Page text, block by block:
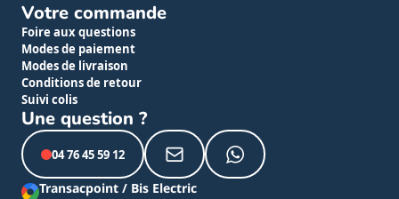
Votre commande
Foire aux questions
Modes de paiement
Modes de livraison
Conditions de retour
Suivi colis
Une question ?
04 76 45 59 12
Transacpoint / Bis Electric